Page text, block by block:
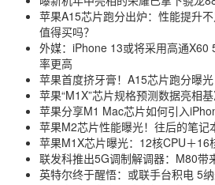
苹果A15芯片跑分出炉：性能提升
值得买吗？
外媒：iPhone 13或将采用高通X60
率更高
苹果首度挤牙膏！A15芯片跑分曝
苹果“M1X”芯片规格预测数据亮相
苹果分享M1 Mac芯片如何引入
苹果M2芯片性能曝光！往后的笔记
苹果M1X芯片曝光：12核CPU＋16
联发科推出5G调制解调器：M80带
英特尔终于醒悟：或联手台积电 5